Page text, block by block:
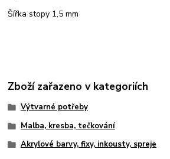
Šířka stopy 1,5 mm
Zboží zařazeno v kategoriích
Výtvarné potřeby
Malba, kresba, tečkování
Akrylové barvy, fixy, inkousty, spreje